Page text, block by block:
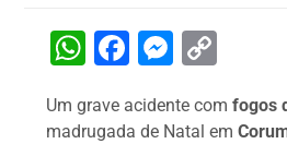
W
at
F
c
M
s
p
Um grave acidente comfogos
madrugada de Natal em